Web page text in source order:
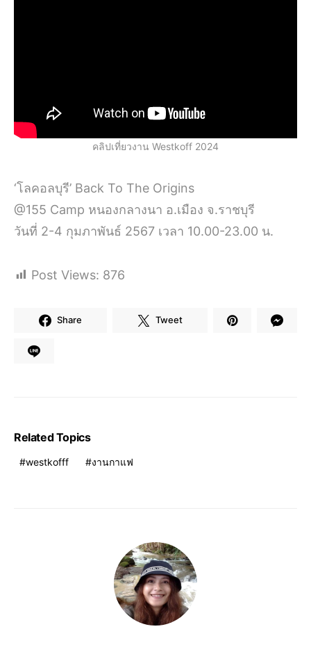
คลิปเที่ยวงาน Westkoff 2024
‘โลคอลบุรี’ Back To The Origins
@155 Camp หนองกลางนา อ.เมือง จ.ราชบุรี
วันที่ 2-4 กุมภาพันธ์ 2567 เวลา 10.00-23.00 น.
Post Views: 876
Share Tweet
Related Topics
westkofff งานกาแฟ